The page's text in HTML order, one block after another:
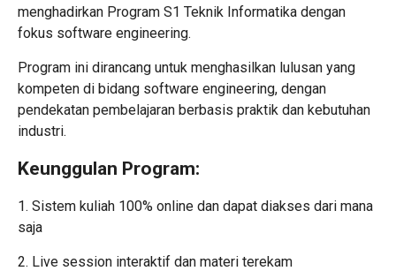
menghadirkan Program S1 Teknik Informatika dengan
fokus software engineering.
Program ini dirancang untuk menghasilkan lulusan yang
kompeten di bidang software engineering, dengan
pendekatan pembelajaran berbasis praktik dan kebutuhan
industri.
Keunggulan Program:
1. Sistem kuliah 100% online dan dapat diakses dari mana
saja
2. Live session interaktif dan materi terekam